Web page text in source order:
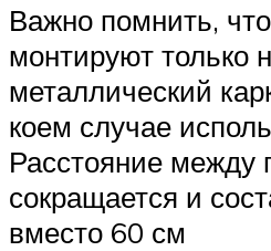
Важно помнить,
монтируют только
металлический
коем случае
Расстояние
сокращается и
вместо 60 см